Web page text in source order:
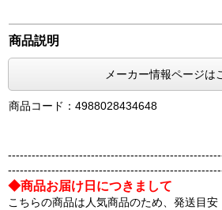
商品説明
メーカー情報ページは
商品コード：4988028434648
◆商品お届け日につきまして
こちらの商品は人気商品のため、発送目